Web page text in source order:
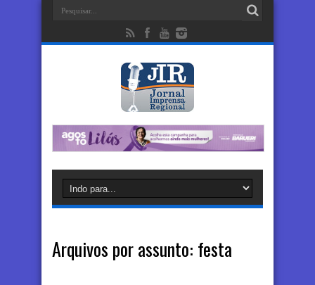
Arquivos por assunto: festa